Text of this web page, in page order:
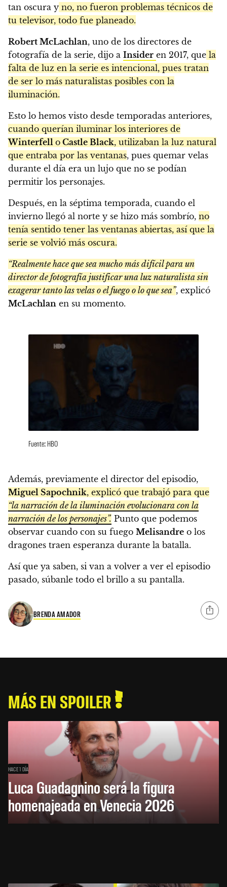
tan oscura y no, no fueron problemas técnicos de
tu televisor, todo fue planeado.
Robert McLachlan, uno de los directores de
fotografía de la serie, dijo a Insider en 2017, que la
falta de luz en la serie es intencional, pues tratan
de ser lo más naturalistas posibles con la
iluminación.
Esto lo hemos visto desde temporadas anteriores,
cuando querían iluminar los interiores de
Winterfell o Castle Black, utilizaban la luz natural
que entraba por las ventanas, pues quemar velas
durante el día era un lujo que no se podían
permitir los personajes.
Después, en la séptima temporada, cuando el
invierno llegó al norte y se hizo más sombrío, no
tenía sentido tener las ventanas abiertas, así que la
serie se volvió más oscura.
“Realmente hace que sea mucho más difícil para un
director de fotografía justificar una luz naturalista sin
exagerar tanto las velas o el fuego o lo que sea”, explicó
McLachlan en su momento.
Fuente: HBO
Además, previamente el director del episodio,
Miguel Sapochnik, explicó que trabajó para que
“la narración de la iluminación evolucionara con la
narración de los personajes”. Punto que podemos
observar cuando con su fuego Melisandre o los
dragones traen esperanza durante la batalla.
Así que ya saben, si van a volver a ver el episodio
pasado, súbanle todo el brillo a su pantalla.
BRENDA AMADOR
MÁS EN SPOILER
HACE 1 DÍA
Luca Guadagnino será la figura
homenajeada en Venecia 2026